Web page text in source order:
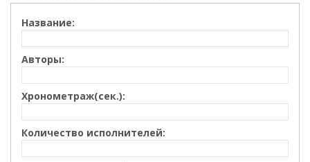
Название:
Авторы:
Хронометраж(сек.):
Количество исполнителей: